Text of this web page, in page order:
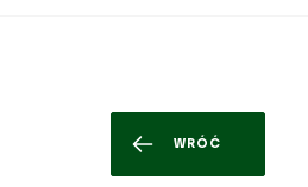
WRÓĆ